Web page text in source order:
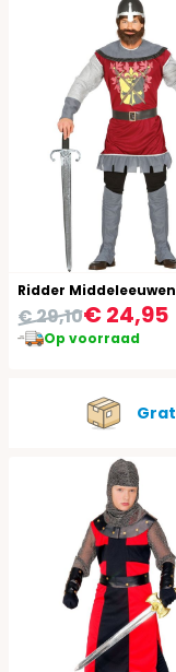
Ridder Middeleeuwen
€ 24,95
€ 29,10
Op voorraad